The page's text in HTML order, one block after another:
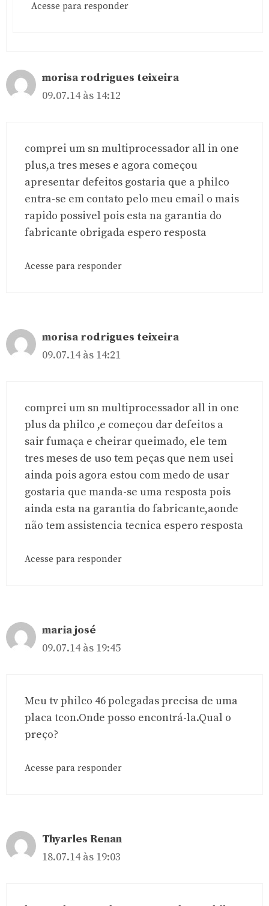
Acesse para responder
morisa rodrigues teixeira
09.07.14 às 14:12
comprei um sn multiprocessador all in one
plus,a tres meses e agora começou
apresentar defeitos gostaria que a philco
entra-se em contato pelo meu email o mais
rapido possivel pois esta na garantia do
fabricante obrigada espero resposta
Acesse para responder
morisa rodrigues teixeira
09.07.14 às 14:21
comprei um sn multiprocessador all in one
plus da philco ,e começou dar defeitos a
sair fumaça e cheirar queimado, ele tem
tres meses de uso tem peças que nem usei
ainda pois agora estou com medo de usar
gostaria que manda-se uma resposta pois
ainda esta na garantia do fabricante,aonde
não tem assistencia tecnica espero resposta
Acesse para responder
maria josé
09.07.14 às 19:45
Meu tv philco 46 polegadas precisa de uma
placa tcon.Onde posso encontrá-la.Qual o
preço?
Acesse para responder
Thyarles Renan
18.07.14 às 19:03